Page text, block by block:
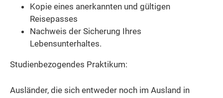
Kopie eines anerkannten und gültigen
Reisepasses
Nachweis der Sicherung Ihres
Lebensunterhaltes.
Studienbezogendes Praktikum:
Ausländer, die sich entweder noch im Ausland in